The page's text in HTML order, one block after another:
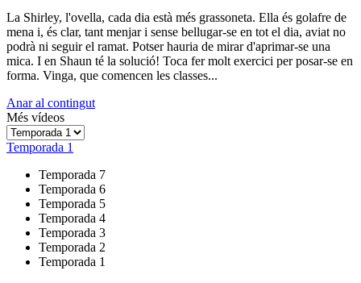
La Shirley, l'ovella, cada dia està més grassoneta. Ella és golafre de
mena i, és clar, tant menjar i sense bellugar-se en tot el dia, aviat no
podrà ni seguir el ramat. Potser hauria de mirar d'aprimar-se una
mica. I en Shaun té la solució! Toca fer molt exercici per posar-se en
forma. Vinga, que comencen les classes...
Anar al contingut
Més vídeos
Temporada 1
Temporada 7
Temporada 6
Temporada 5
Temporada 4
Temporada 3
Temporada 2
Temporada 1